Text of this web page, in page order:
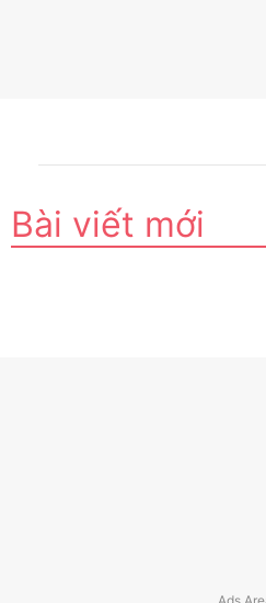
Bài viết mới